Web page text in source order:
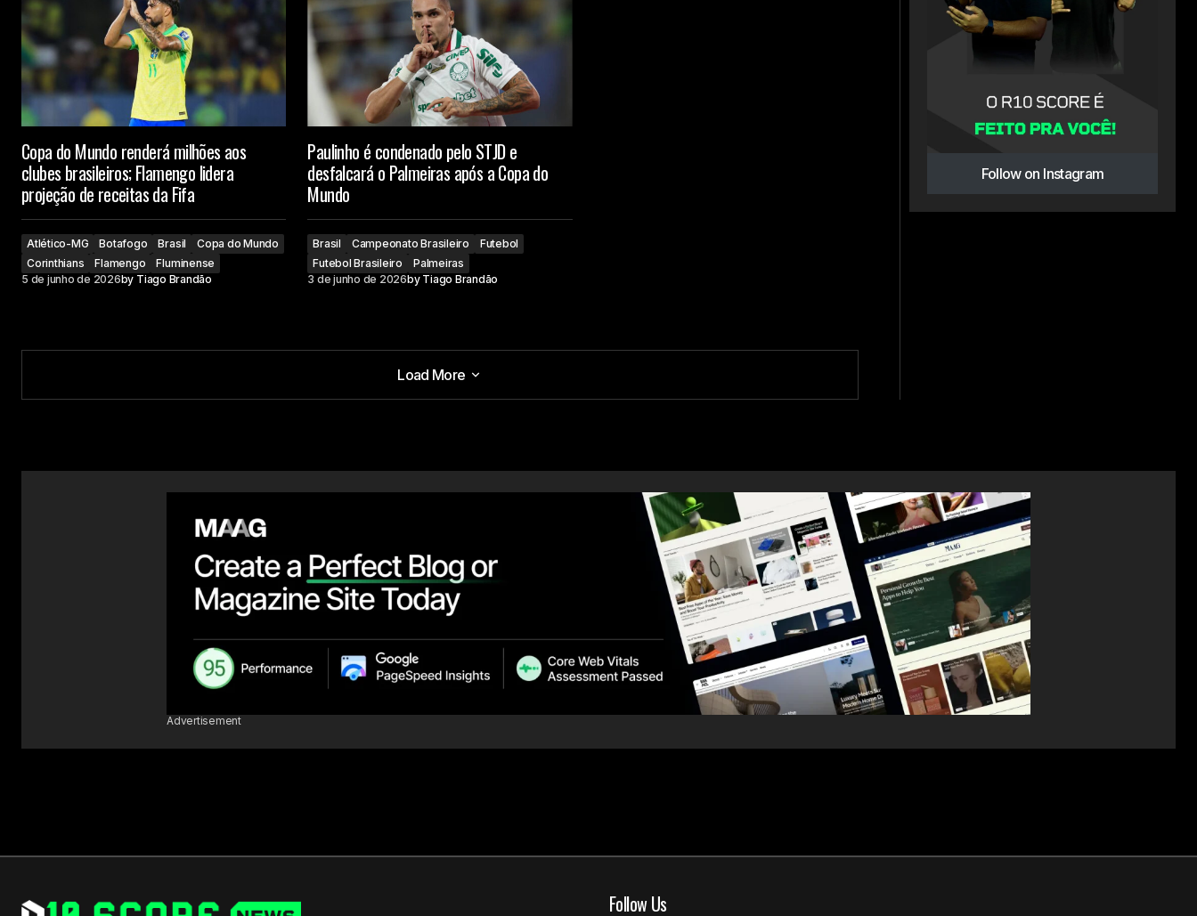
Copa do Mundo renderá milhões aos
clubes brasileiros; Flamengo lidera
projeção de receitas da Fifa
Atlético-MG Botafogo Brasil
Copa do Mundo
Corinthians
Flamengo
Fluminense
5 de junho de 2026by Tiago Brandão
Paulinho é condenado pelo STJD e
desfalcará o Palmeiras após a Copa do
Mundo
Brasil Campeonato Brasileiro
Futebol
Futebol Brasileiro
Palmeiras
3 de junho de 2026by Tiago Brandão
Load More
Load More
Follow on Instagram
Advertisement
Follow Us